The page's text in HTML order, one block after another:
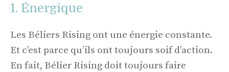
1. Énergique
Les Béliers Rising ont une énergie constante.
Et c’est parce qu’ils ont toujours soif d’action.
En fait, Bélier Rising doit toujours faire